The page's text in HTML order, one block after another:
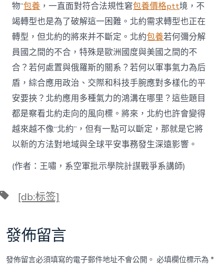
物”包養 ，一直面對符合法規性窘包養價格ptt境，不
竭轉型也是為了破解這一困難。北約需求轉型也正在
轉型，但北約的將來并不斷定。北約包養若何彌分解
員國之間的不合，特殊是歐洲國度與美國之間的不
合？若何處置與俄羅斯的關系？若何以軍事氣力為后
盾，綜合應用政治、交際和科技手腕應對多樣化的平
安要挾？北約應用多種氣力的鴻溝在哪里？這些題目
都是察看北約走向的風向標。將來，北約也許會變得
越來越不像“北約”，但有一點可以斷定，那就是它將
以新的方法對地域與全球平安事務發生深遠影響。
(作者：王嘯，系空軍批示學院計謀戰爭系講師)
標 [db:标签]
發佈留言
發佈留言必須填寫的電子郵件地址不會公開。 必填欄位標示為*